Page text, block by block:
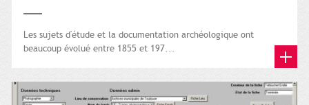
Les sujets d'étude et la documentation archéologique ont
beaucoup évolué entre 1855 et 197...